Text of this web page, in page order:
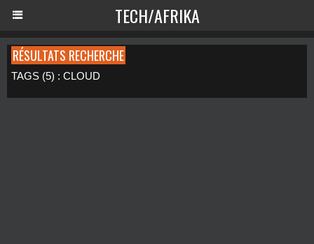
TECH/AFRIKA
RÉSULTATS RECHERCHE
TAGS (5) : CLOUD